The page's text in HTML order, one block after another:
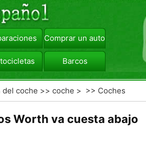
Comprar un automóvil
Barcos
del coche >>coche > >> Coches
​​Worth va cuesta abajo